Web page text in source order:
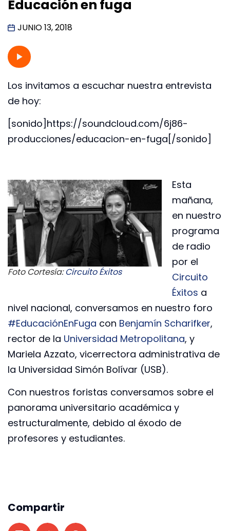
Educación en fuga
JUNIO 13, 2018
Los invitamos a escuchar nuestra entrevista
de hoy:
[sonido]https://soundcloud.com/6j86-
producciones/educacion-en-fuga[/sonido]
Foto Cortesía:Circuito Éxitos
Esta
mañana,
en nuestro
programa
de radio
por el
Circuito
Éxitos a
nivel nacional, conversamos en nuestro foro
#EducaciónEnFuga con Benjamín Scharifker,
rector de la Universidad Metropolitana, y
Mariela Azzato, vicerrectora administrativa de
la Universidad Simón Bolívar (USB).
Con nuestros foristas conversamos sobre el
panorama universitario académica y
estructuralmente, debido al éxodo de
profesores y estudiantes.
Compartir